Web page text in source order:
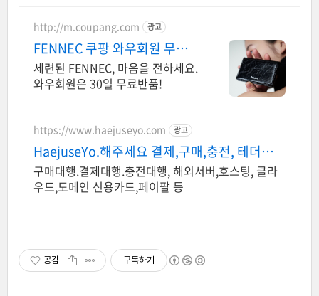
http://m.coupang.com 광고
FENNEC 쿠팡 와우회원 무제한
무료배송
세련된 FENNEC, 마음을 전하세요.
와우회원은 30일 무료반품!
https://www.haejuseyo.com 광고
HaejuseYo.해주세요 결제,구매,충전, 테더송금
등
구매대행.결제대행.충전대행, 해외서버,호스팅, 클라
우드,도메인 신용카드,페이팔 등
공감 구독하기